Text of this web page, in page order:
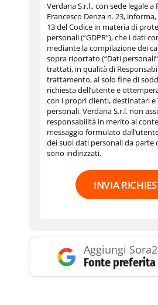
Verdana S.r.l., con sede legale a
Francesco Denza n. 23,
13 del Codice in materia di
personali (“GDPR”), che i dati
mediante la compilazione dei
sopra riportato (“Dati
trattati, in qualità di
trattamento, al solo fine di
richiesta dell’utente e
con i propri clienti, destinatari e
personali. Verdana S.r.l. non
responsabilità in merito al
messaggio formulato
dei suoi dati personali da parte
sono indirizzati.
INVIA
Aggiungi
Fonte preferita